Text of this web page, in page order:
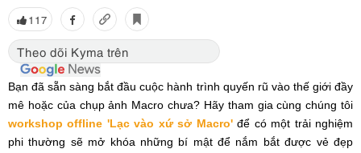
117
Theo dõi Kyma trên
Bạn đã sẵn sàng bắt đầu cuộc hành trình quyến rũ vào thế giới đầy
mê hoặc của chụp ảnh Macro chưa? Hãy tham gia cùng chúng tôi
workshop offline 'Lạc vào xứ sở Macro'để có một trải nghiệm
phi thường sẽ mở khóa những bí mật để nắm bắt được vẻ đẹp